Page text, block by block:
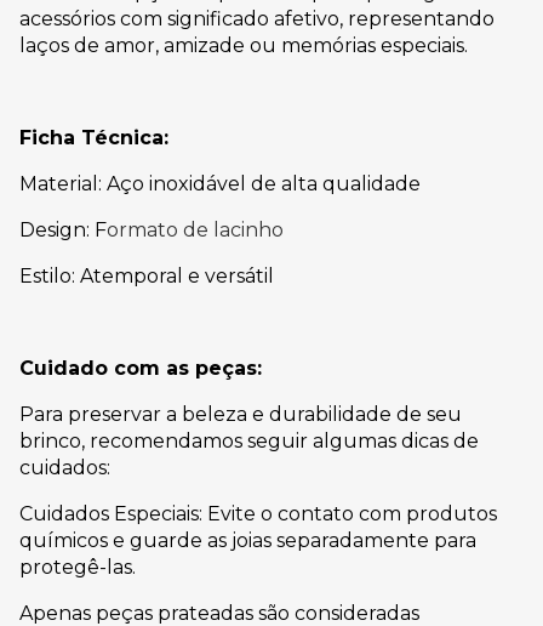
acessórios com significado afetivo, representando
laços de amor, amizade ou memórias especiais.
Ficha Técnica:
Material: Aço inoxidável de alta qualidade
Design: Formato de lacinho
Estilo: Atemporal e versátil
Cuidado com as peças:
Para preservar a beleza e durabilidade de seu
brinco, recomendamos seguir algumas dicas de
cuidados:
Cuidados Especiais: Evite o contato com produtos
químicos e guarde as joias separadamente para
protegê-las.
Apenas peças prateadas são consideradas